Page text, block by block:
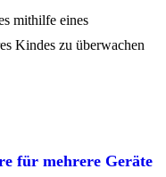
mithilfe eines
Kindes zu überwachen
für mehrere Geräte